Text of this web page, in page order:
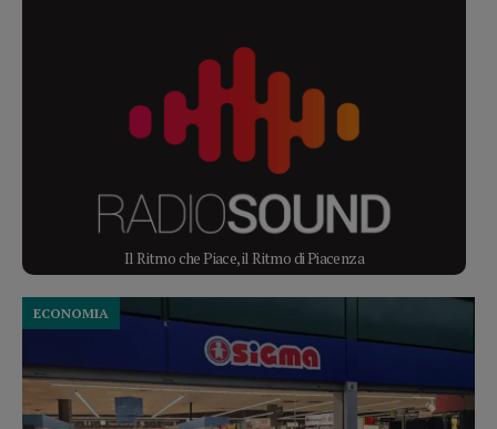
Il Ritmo che Piace, il Ritmo di Piacenza
ECONOMIA